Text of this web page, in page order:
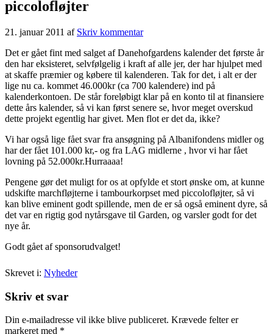
piccolofløjter
21. januar 2011 af Skriv kommentar
Det er gået fint med salget af Danehofgardens kalender det første år
den har eksisteret, selvfølgelig i kraft af alle jer, der har hjulpet med
at skaffe præmier og købere til kalenderen. Tak for det, i alt er der
lige nu ca. kommet 46.000kr (ca 700 kalendere) ind på
kalenderkontoen. De står foreløbigt klar på en konto til at finansiere
dette års kalender, så vi kan først senere se, hvor meget overskud
dette projekt egentlig har givet. Men flot er det da, ikke?
Vi har også lige fået svar fra ansøgning på Albanifondens midler og
har der fået 101.000 kr,- og fra LAG midlerne , hvor vi har fået
lovning på 52.000kr.Hurraaaa!
Pengene gør det muligt for os at opfylde et stort ønske om, at kunne
udskifte marchfløjterne i tambourkorpset med piccolofløjter, så vi
kan blive eminent godt spillende, men de er så også eminent dyre, så
det var en rigtig god nytårsgave til Garden, og varsler godt for det
nye år.
Godt gået af sponsorudvalget!
Skrevet i: Nyheder
Skriv et svar
Din e-mailadresse vil ikke blive publiceret. Krævede felter er
markeret med *